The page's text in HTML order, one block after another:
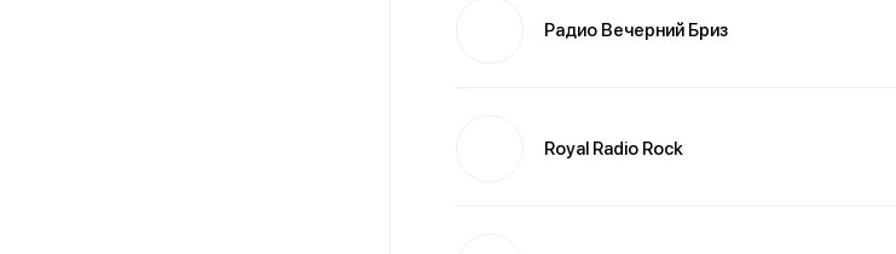
Радио Вечерний Бриз
Royal Radio Rock